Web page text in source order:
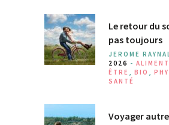
Le retour du
pas toujours
JEROME
2026 -
ÊTRE , BIO ,
SANTÉ
Voyager